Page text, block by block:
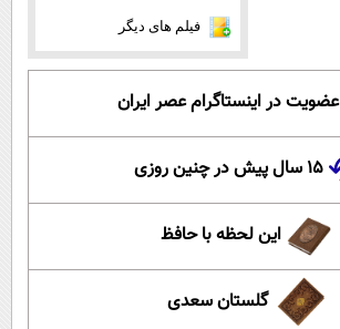
فیلم های دیگر
عضویت در اینستاگرام عصر ایران
۱۵ سال پیش در چنین روزی
این لحظه با حافظ
گلستان سعدی